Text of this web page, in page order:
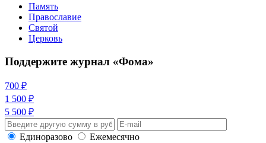
Память
Православие
Святой
Церковь
Поддержите журнал «Фома»
700 ₽
1 500 ₽
5 500 ₽
Единоразово
Ежемесячно